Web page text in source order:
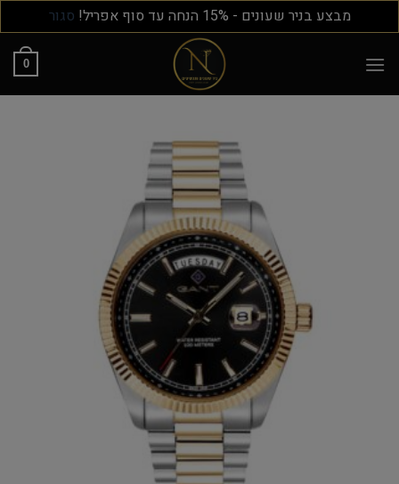
מבצע בניר שעונים - 15% הנחה עד סוף אפריל! סגור
0